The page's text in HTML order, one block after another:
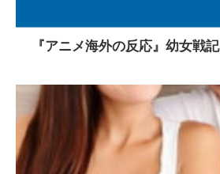
『アニメ海外の反応』幼女